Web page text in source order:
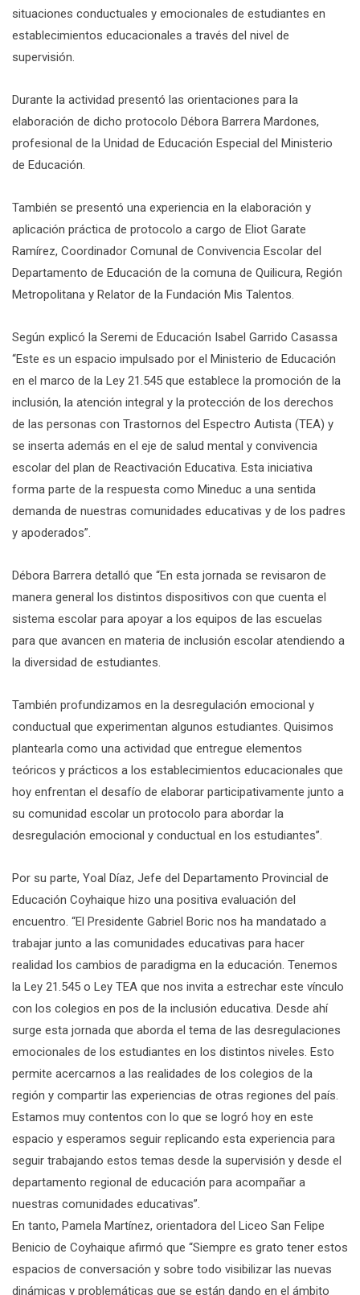
situaciones conductuales y emocionales de estudiantes en
establecimientos educacionales a través del nivel de
supervisión.
Durante la actividad presentó las orientaciones para la
elaboración de dicho protocolo Débora Barrera Mardones,
profesional de la Unidad de Educación Especial del Ministerio
de Educación.
También se presentó una experiencia en la elaboración y
aplicación práctica de protocolo a cargo de Eliot Garate
Ramírez, Coordinador Comunal de Convivencia Escolar del
Departamento de Educación de la comuna de Quilicura, Región
Metropolitana y Relator de la Fundación Mis Talentos.
Según explicó la Seremi de Educación Isabel Garrido Casassa
“Este es un espacio impulsado por el Ministerio de Educación
en el marco de la Ley 21.545 que establece la promoción de la
inclusión, la atención integral y la protección de los derechos
de las personas con Trastornos del Espectro Autista (TEA) y
se inserta además en el eje de salud mental y convivencia
escolar del plan de Reactivación Educativa. Esta iniciativa
forma parte de la respuesta como Mineduc a una sentida
demanda de nuestras comunidades educativas y de los padres
y apoderados”.
Débora Barrera detalló que “En esta jornada se revisaron de
manera general los distintos dispositivos con que cuenta el
sistema escolar para apoyar a los equipos de las escuelas
para que avancen en materia de inclusión escolar atendiendo a
la diversidad de estudiantes.
También profundizamos en la desregulación emocional y
conductual que experimentan algunos estudiantes. Quisimos
plantearla como una actividad que entregue elementos
teóricos y prácticos a los establecimientos educacionales que
hoy enfrentan el desafío de elaborar participativamente junto a
su comunidad escolar un protocolo para abordar la
desregulación emocional y conductual en los estudiantes”.
Por su parte, Yoal Díaz, Jefe del Departamento Provincial de
Educación Coyhaique hizo una positiva evaluación del
encuentro. “El Presidente Gabriel Boric nos ha mandatado a
trabajar junto a las comunidades educativas para hacer
realidad los cambios de paradigma en la educación. Tenemos
la Ley 21.545 o Ley TEA que nos invita a estrechar este vínculo
con los colegios en pos de la inclusión educativa. Desde ahí
surge esta jornada que aborda el tema de las desregulaciones
emocionales de los estudiantes en los distintos niveles. Esto
permite acercarnos a las realidades de los colegios de la
región y compartir las experiencias de otras regiones del país.
Estamos muy contentos con lo que se logró hoy en este
espacio y esperamos seguir replicando esta experiencia para
seguir trabajando estos temas desde la supervisión y desde el
departamento regional de educación para acompañar a
nuestras comunidades educativas”.
En tanto, Pamela Martínez, orientadora del Liceo San Felipe
Benicio de Coyhaique afirmó que “Siempre es grato tener estos
espacios de conversación y sobre todo visibilizar las nuevas
dinámicas y problemáticas que se están dando en el ámbito